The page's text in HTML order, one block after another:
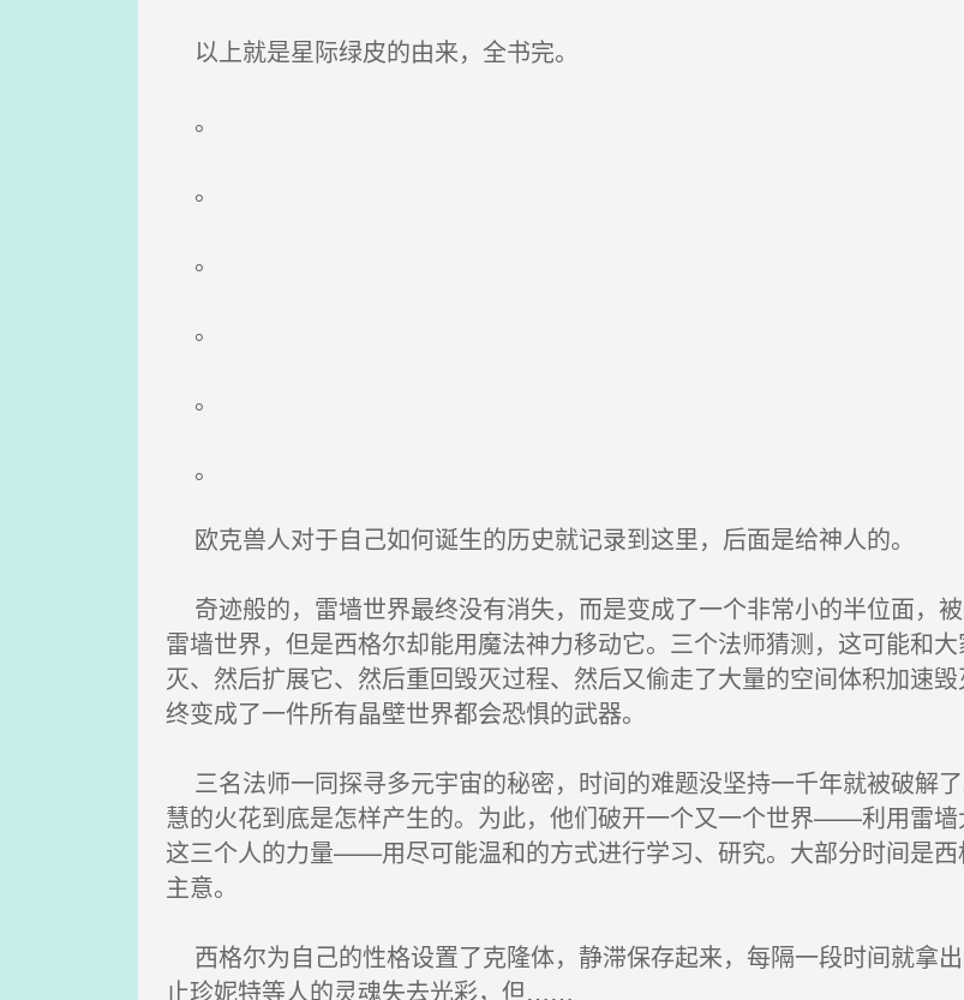
以上就是星际绿皮的由来，全书完。
。
。
。
。
。
。
欧克兽人对于自己如何诞生的历史就记录到这里，后面是给神人的。
奇迹般的，雷墙世界最终没有消失，而是变成了一个非常小的半位面，
雷墙世界，但是西格尔却能用魔法神力移动它。三个法师猜测，这可能和
灭、然后扩展它、然后重回毁灭过程、然后又偷走了大量的空间体积加速
终变成了一件所有晶壁世界都会恐惧的武器。
三名法师一同探寻多元宇宙的秘密，时间的难题没坚持一千年就被破解
慧的火花到底是怎样产生的。为此，他们破开一个又一个世界——利用雷
这三个人的力量——用尽可能温和的方式进行学习、研究。大部分时间是
主意。
西格尔为自己的性格设置了克隆体，静滞保存起来，每隔一段时间就拿
止珍妮特等人的灵魂失去光彩，但……